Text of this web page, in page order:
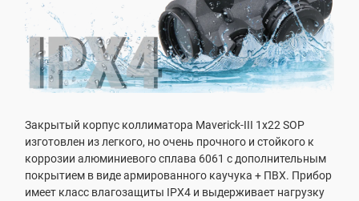
Закрытый корпус коллиматора Maverick-III 1x22 SOP
изготовлен из легкого, но очень прочного и стойкого к
коррозии алюминиевого сплава 6061 с дополнительным
покрытием в виде армированного каучука + ПВХ. Прибор
имеет класс влагозащиты IPX4 и выдерживает нагрузку